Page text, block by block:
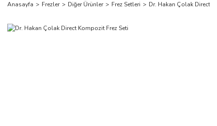
Anasayfa Frezler Diğer Ürünler Frez Setleri Dr. Hakan Çolak Direct